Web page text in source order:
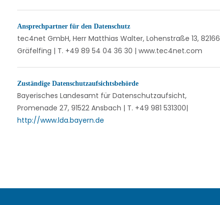
Ansprechpartner für den Datenschutz
tec4net GmbH, Herr Matthias Walter, Lohenstraße 13, 82166
Gräfelfing | T. +49 89 54 04 36 30 | www.tec4net.com
Zuständige Datenschutzaufsichtsbehörde
Bayerisches Landesamt für Datenschutzaufsicht,
Promenade 27, 91522 Ansbach | T. +49 981 531300|
http://www.lda.bayern.de